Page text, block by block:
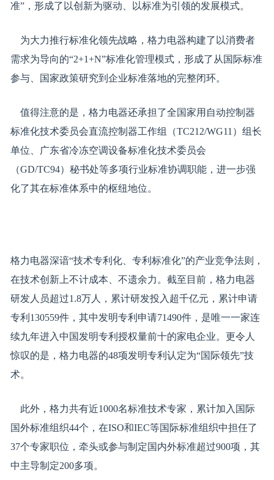
准”，形成了以创新为驱动、以标准为引领的发展模式。
为大力推行标准化领先战略，格力电器构建了以消费者
需求为导向的“2+1+N”标准化管理模式，形成了从国际标准
参与、国家政策研究到企业标准落地的完整闭环。
值得注意的是，格力电器还承担了全国家用自动控制器
标准化技术委员会直流控制器工作组（TC212/WG11）组长
单位、广东省冷冻空调设备标准化技术委员会
（GD/TC94）秘书处等多项行业标准协调职能，进一步强
化了其在标准体系中的枢纽地位。
格力电器深谙“技术专利化、专利标准化”的产业竞争法则，
在技术创新上不计成本、不遗余力。截至目前，格力电器
研发人员超过1.8万人，累计研发投入超千亿元，累计申请
专利130559件，其中发明专利申请71490件，是唯一一家连
续九年进入中国发明专利授权量前十的家电企业。更令人
惊叹的是，格力电器的48项发明专利认定为“国际领先”技
术。
此外，格力共有近1000名标准技术专家，累计加入国际
国外标准组织44个，在ISO和IEC等国际标准组织中担任了
37个专家职位，牵头或参与制定国内外标准超过900项，其
中主导制定200多项。